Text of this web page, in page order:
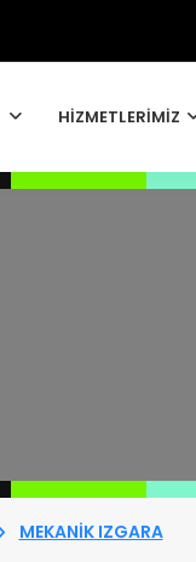
HİZMETLERİMİZ
MEKANIK IZGARA